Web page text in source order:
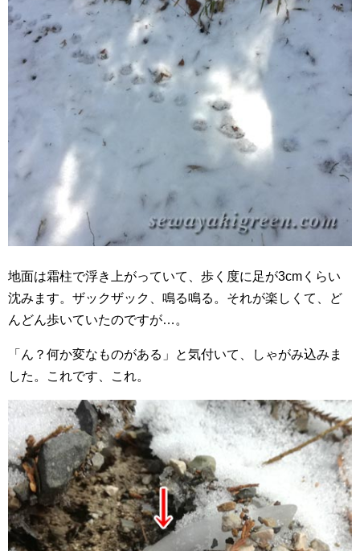
地面は霜柱で浮き上がっていて、歩く度に足が3cmくらい
沈みます。ザックザック、鳴る鳴る。それが楽しくて、ど
んどん歩いていたのですが…。
「ん？何か変なものがある」と気付いて、しゃがみ込みま
した。これです、これ。